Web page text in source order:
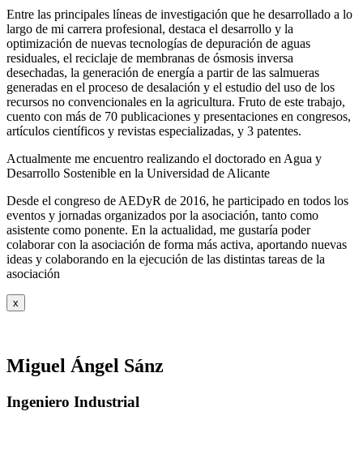
Entre las principales líneas de investigación que he desarrollado a lo
largo de mi carrera profesional, destaca el desarrollo y la
optimización de nuevas tecnologías de depuración de aguas
residuales, el reciclaje de membranas de ósmosis inversa
desechadas, la generación de energía a partir de las salmueras
generadas en el proceso de desalación y el estudio del uso de los
recursos no convencionales en la agricultura. Fruto de este trabajo,
cuento con más de 70 publicaciones y presentaciones en congresos,
artículos científicos y revistas especializadas, y 3 patentes.
Actualmente me encuentro realizando el doctorado en Agua y
Desarrollo Sostenible en la Universidad de Alicante
Desde el congreso de AEDyR de 2016, he participado en todos los
eventos y jornadas organizados por la asociación, tanto como
asistente como ponente. En la actualidad, me gustaría poder
colaborar con la asociación de forma más activa, aportando nuevas
ideas y colaborando en la ejecución de las distintas tareas de la
asociación
x
Miguel Ángel Sánz
Ingeniero Industrial